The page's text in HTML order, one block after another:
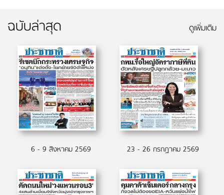
ฉบับล่าสุด ดูเพิ่มเติม
6 - 9 สิงหาคม 2569 23 - 26 กรกฏาคม 2569